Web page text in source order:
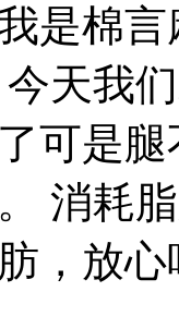
是棉
天我
可是
消耗
，放